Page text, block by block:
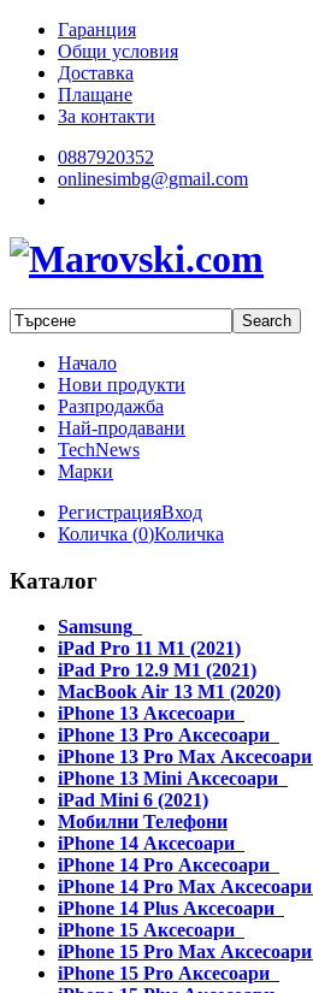
Гаранция
Общи условия
Доставка
Плащане
За контакти
0887920352
onlinesimbg@gmail.com
Начало
Нови продукти
Разпродажба
Най-продавани
TechNews
Марки
РегистрацияВход
Количка (0)Количка
Каталог
Samsung
iPad Pro 11 M1 (2021)
iPad Pro 12.9 M1 (2021)
MacBook Air 13 M1 (2020)
iPhone 13 Аксесоари
iPhone 13 Pro Аксесоари
iPhone 13 Pro Max Аксесоари
iPhone 13 Mini Аксесоари
iPad Mini 6 (2021)
Мобилни Телефони
iPhone 14 Аксесоари
iPhone 14 Pro Аксесоари
iPhone 14 Pro Max Аксесоари
iPhone 14 Plus Аксесоари
iPhone 15 Аксесоари
iPhone 15 Pro Max Аксесоари
iPhone 15 Pro Аксесоари